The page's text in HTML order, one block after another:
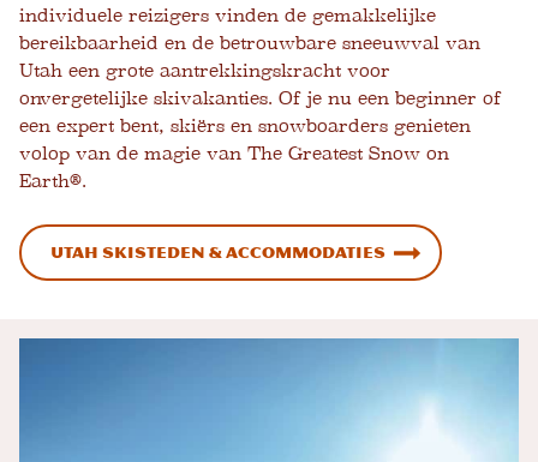
individuele reizigers vinden de gemakkelijke
bereikbaarheid en de betrouwbare sneeuwval van
Utah een grote aantrekkingskracht voor
onvergetelijke skivakanties. Of je nu een beginner of
een expert bent, skiërs en snowboarders genieten
volop van de magie van The Greatest Snow on
Earth®.
Utah Skisteden & Accommodaties